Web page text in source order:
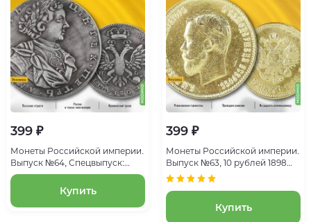
399 ₽
Монеты Российской империи.
Выпуск №64, Спецвыпуск:
Тинф 1707 года. Эпоха Петра I
Купить
399 ₽
Монеты Российской империи.
Выпуск №63, 10 рублей 1898
года. Эпоха Николая II
Купить